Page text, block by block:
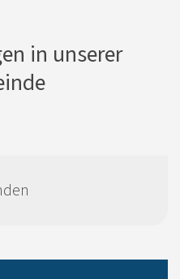
in unserer